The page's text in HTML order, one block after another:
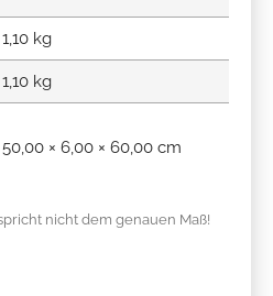
1,10 kg
1,10 kg
50,00 × 6,00 × 60,00 cm
nicht dem genauen Maß!